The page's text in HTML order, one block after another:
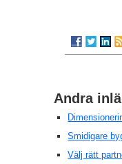
Andra
Smidigare
Välj rätt